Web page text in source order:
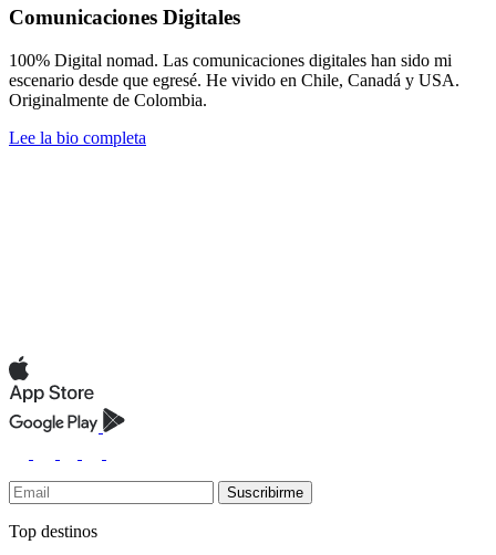
Comunicaciones Digitales
100% Digital nomad. Las comunicaciones digitales han sido mi
escenario desde que egresé. He vivido en Chile, Canadá y USA.
Originalmente de Colombia.
Lee la bio completa
Suscribirme
Top destinos